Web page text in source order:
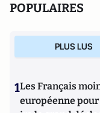
POPULAIRES
PLUS LUS
1Les Français
européenne